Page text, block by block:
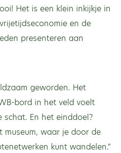
Het is een klein inkijkje in
en de
presenteren aan
geworden. Het
bord in het veld voelt
En het einddoel?
museum, waar je door de
kunt wandelen.”